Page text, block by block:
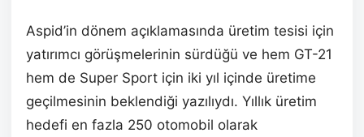
Aspid’in dönem açıklamasında üretim tesisi için
yatırımcı görüşmelerinin sürdüğü ve hem GT-21
hem de Super Sport için iki yıl içinde üretime
geçilmesinin beklendiği yazılıydı. Yıllık üretim
hedefi en fazla 250 otomobil olarak